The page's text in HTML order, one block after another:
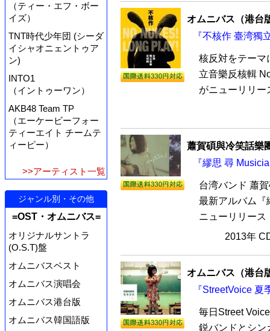
（ティー・エフ・ボー
イズ）
TNT時代少年団 (シーダ
イシャオニェントゥア
ン)
INTO1
（イントゥーワン）
AKB48 Team TP
（エーケービーフォー
ティーエイト チームテ
ィーピー）
>>アーティスト一覧
ジャンル別・その他
=OST・オムニバス=
オリジナルサントラ
(O.S.T)盤
オムニバスベスト
オムニバス演唱会
オムニバス港台版
オムニバス韓国語版
オムニバス（港台
『不核作 臺湾獨
核反対をテーマ
立音樂反核輯
がニューリリー
蕭賀碩與冷笑話樂
『繆思 尋
台湾バンド 蕭
最新アルバム『
ニューリリース
2013年
オムニバス（港台
『StreetVoice
毎日Street
鋭バンドとシン